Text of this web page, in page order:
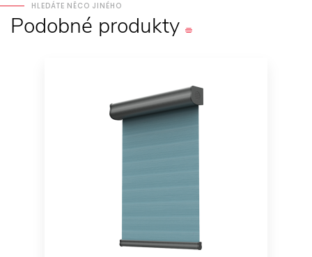
HLEDÁTE NĚCO JINÉHO
Podobné produkty